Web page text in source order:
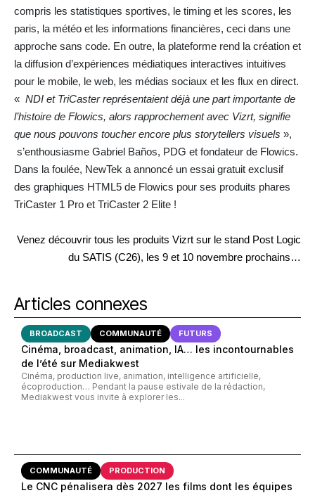
compris les statistiques sportives, le timing et les scores, les
paris, la météo et les informations financières, ceci dans une
approche sans code. En outre, la plateforme rend la création et
la diffusion d’expériences médiatiques interactives intuitives
pour le mobile, le web, les médias sociaux et les flux en direct.
« NDI et TriCaster représentaient déjà une part importante de
l’histoire de Flowics, alors rapprochement avec Vizrt, signifie
que nous pouvons toucher encore plus storytellers visuels »,
s’enthousiasme Gabriel Baños, PDG et fondateur de Flowics.
Dans la foulée, NewTek a annoncé un essai gratuit exclusif
des graphiques HTML5 de Flowics pour ses produits phares
TriCaster 1 Pro et TriCaster 2 Elite !
Venez découvrir tous les produits Vizrt sur le stand Post Logic
du SATIS (C26), les 9 et 10 novembre prochains…
Articles connexes
BROADCAST COMMUNAUTÉ FUTURS
Cinéma, broadcast, animation, IA… les incontournables
de l’été sur Mediakwest
Cinéma, production live, animation, intelligence artificielle,
écoproduction… Pendant la pause estivale de la rédaction,
Mediakwest vous invite à explorer les...
COMMUNAUTÉ PRODUCTION
Le CNC pénalisera dès 2027 les films dont les équipes